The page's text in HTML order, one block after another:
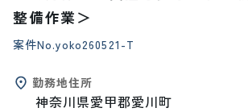
整備作業＞
案件No.yoko260521-T
勤務地住所
神奈川県愛甲郡愛川町